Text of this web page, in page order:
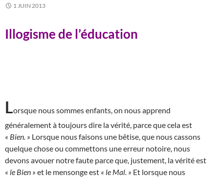
1 JUIN 2013
Illogisme de l’éducation
Lorsque nous sommes enfants, on nous apprend
généralement à toujours dire la vérité, parce que cela est
« Bien. » Lorsque nous faisons une bêtise, que nous cassons
quelque chose ou commettons une erreur notoire, nous
devons avouer notre faute parce que, justement, la vérité est
« le Bien » et le mensonge est « le Mal. » Et lorsque nous